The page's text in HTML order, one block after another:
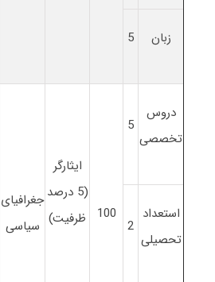
زبان 5
دروس
تخصصی
5
100
ایثارگر
(5 درصد
ظرفیت)
جغرافیای
سیاسی
استعداد
تحصیلی
2